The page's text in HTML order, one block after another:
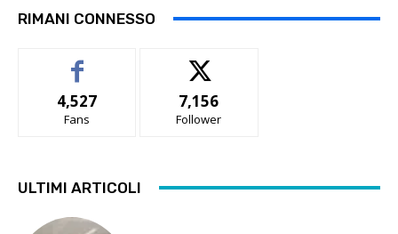
RIMANI CONNESSO
4,527
Fans
7,156
Follower
ULTIMI ARTICOLI